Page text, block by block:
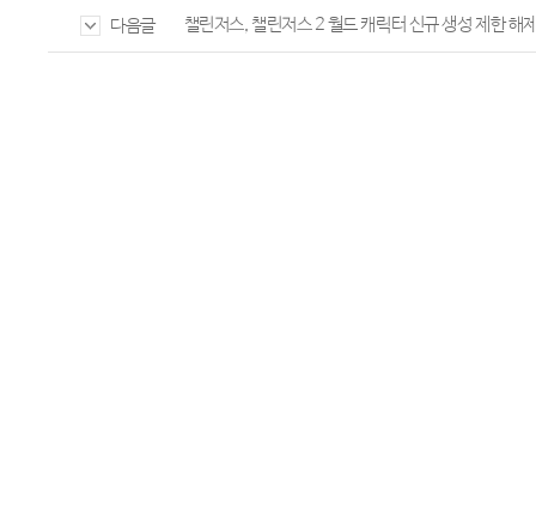
다음글 챌린저스, 챌린저스 2 월드 캐릭터 신규 생성 제한 해